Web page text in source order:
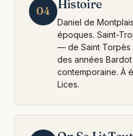
04 Histoire
Daniel de
époques. Saint-
— de Saint Torpès
des années
contemporaine. À
Lices.